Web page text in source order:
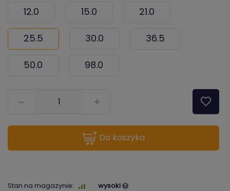
12.0 15.0 21.0
25.5 30.0 36.5
50.0 98.0
do koszyka
Stan na magazynie:
wysoki